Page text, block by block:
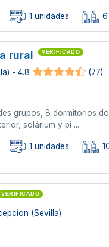
1 unidades 6
rural VERIFICADO
- 4.8
(77)
grupos, 8 dormitorios
solárium y pi ...
1 unidades
VERIFICADO
(Sevilla)